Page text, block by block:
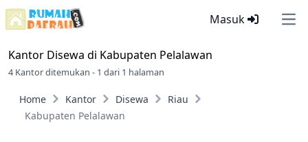
Masuk
Kantor Disewa di Kabupaten Pelalawan
4 Kantor ditemukan - 1 dari 1 halaman
Home Kantor Disewa
Riau
Kabupaten Pelalawan